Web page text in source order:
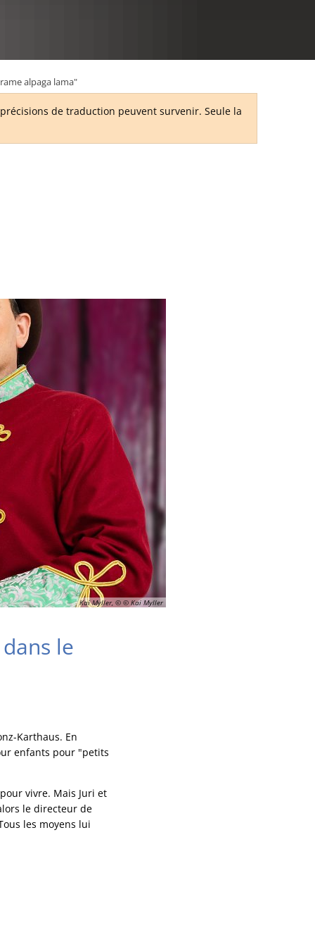
alpaga lama"
de traduction peuvent survenir. Seule la
Kai Myller, © © Kai Myller
le
Karthaus. En
enfants pour "petits
vivre. Mais Juri et
le directeur de
les moyens lui